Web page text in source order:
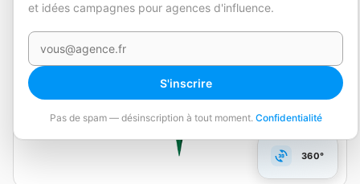
et idées campagnes pour agences d'influence.
Votre e-mail
S'inscrire
Pas de spam — désinscription à tout moment. Confidentialité
360°